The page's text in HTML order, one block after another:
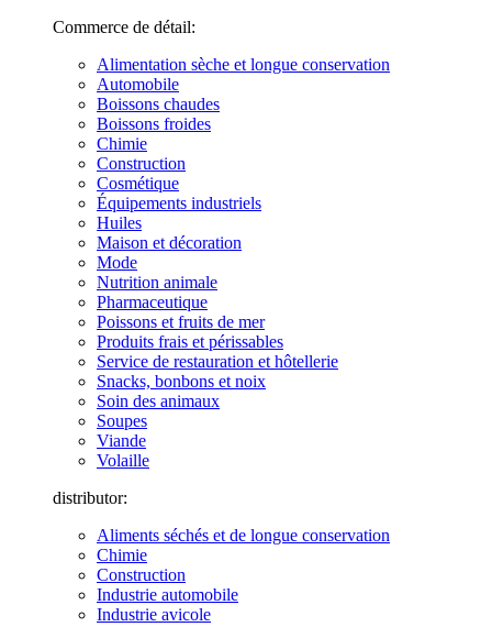
Commerce de détail:
Alimentation sèche et longue conservation
Automobile
Boissons chaudes
Boissons froides
Chimie
Construction
Cosmétique
Équipements industriels
Huiles
Maison et décoration
Mode
Nutrition animale
Pharmaceutique
Poissons et fruits de mer
Produits frais et périssables
Service de restauration et hôtellerie
Snacks, bonbons et noix
Soin des animaux
Soupes
Viande
Volaille
distributor:
Aliments séchés et de longue conservation
Chimie
Construction
Industrie automobile
Industrie avicole